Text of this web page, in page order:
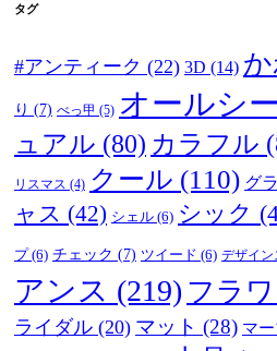
タグ
#アンティーク (22) 3D (14)
り (7) べっ甲 (5) オールシ
ュアル (80) カラフル
リスマス (4) クール (110) グ
ャス (42) シェル (6) シック
プ(6) チェック (7) ツイード (6) デザイン
アンス (219) フラ
ライダル (20) マット (28) マ